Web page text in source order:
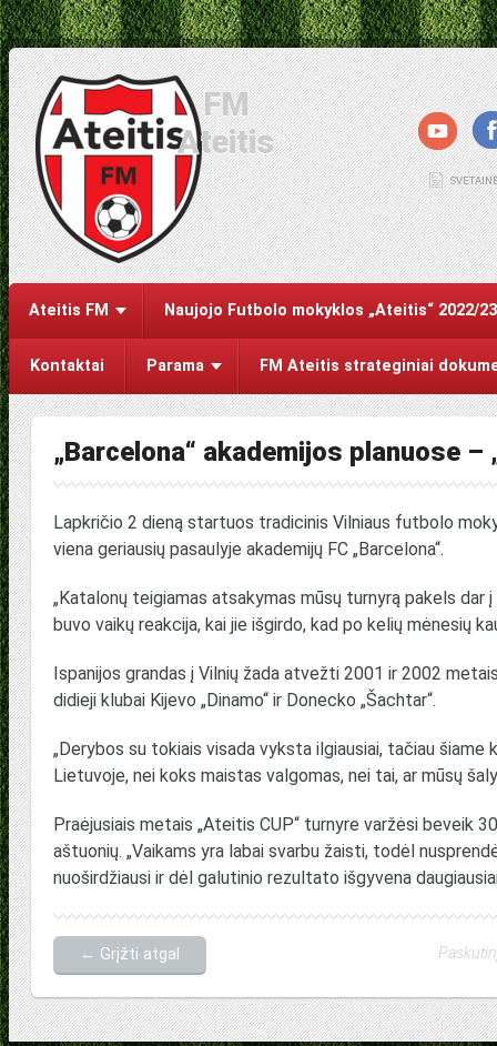
FM
Ateitis
Ateitis FM Naujojo Futbolo mokyklos „Ateitis“ 2022/
Kontaktai Parama FM Ateitis strateginiai
„Barcelona“ akademijos planuose –
Lapkričio 2 dieną startuos tradicinis Vilniaus futbolo
viena geriausių pasaulyje akademijų FC „Barcelona“.
„Katalonų teigiamas atsakymas mūsų turnyrą pakels
buvo vaikų reakcija, kai jie išgirdo, kad po kelių mėnesių
Ispanijos grandas į Vilnių žada atvežti 2001 ir 2002
didieji klubai Kijevo „Dinamo“ ir Donecko „Šachtar“.
„Derybos su tokiais visada vyksta ilgiausiai, tačiau šiame
Lietuvoje, nei koks maistas valgomas, nei tai, ar mūsų
Praėjusiais metais „Ateitis CUP“ turnyre varžėsi beveik
aštuonių. „Vaikams yra labai svarbu žaisti, todėl
nuoširdžiausi ir dėl galutinio rezultato išgyvena
← Grįžti atgal